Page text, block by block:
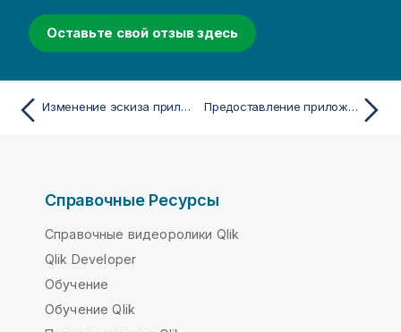
Оставьте свой отзыв здесь
Изменение эскиза приложения Предоставление приложений в Insight Advisor Chat
Справочные Ресурсы
Справочные видеоролики Qlik
Qlik Developer
Обучение
Обучение Qlik